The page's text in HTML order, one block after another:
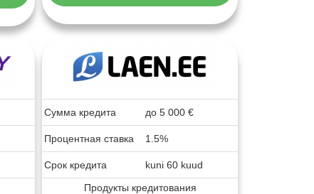
Сумма кредита до 5 000 €
Процентная ставка 1.5%
Срок кредита
kuni 60 kuud
Продукты кредитования